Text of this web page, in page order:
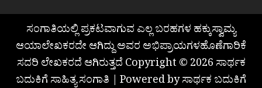
ಸಂಗಾತಿಯಲ್ಲಿ ಪ್ರಕಟವಾಗುವ ಎಲ್ಲ ಬರಹಗಳ ಹಕ್ಕುಸ್ವಾಮ್ಯ
ಆಯಾಲೇಖಕರದೇ ಆಗಿದ್ದು ಅವರ ಅಭಿಪ್ರಾಯಗಳಹೊಣೆಗಾರಿಕೆ
ಸದರಿ ಲೇಖಕರದೆ ಆಗಿರುತ್ತದೆ Copyright © 2026 ಸಾರ್ಥಕ
ಬದುಕಿಗೆ ಸಾಹಿತ್ಯ ಸಂಗಾತಿ | Powered by ಸಾರ್ಥಕ ಬದುಕಿಗೆ